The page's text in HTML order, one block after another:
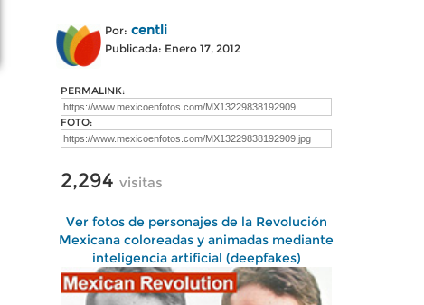
Por: centli
Publicada: Enero 17, 2012
PERMALINK:
FOTO:
2,294 visitas
Ver fotos de personajes de la Revolución
Mexicana coloreadas y animadas mediante
inteligencia artificial (deepfakes)